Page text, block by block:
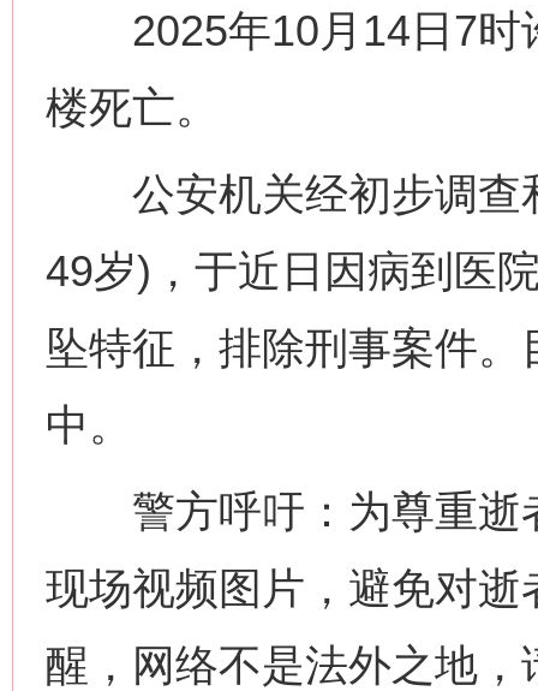
2025年10月14日7时
楼死亡。
公安机关经初步调查
49岁)，于近日因病到医
坠特征，排除刑事案件
中。
警方呼吁：为尊重逝
现场视频图片，避免对
醒，网络不是法外之地